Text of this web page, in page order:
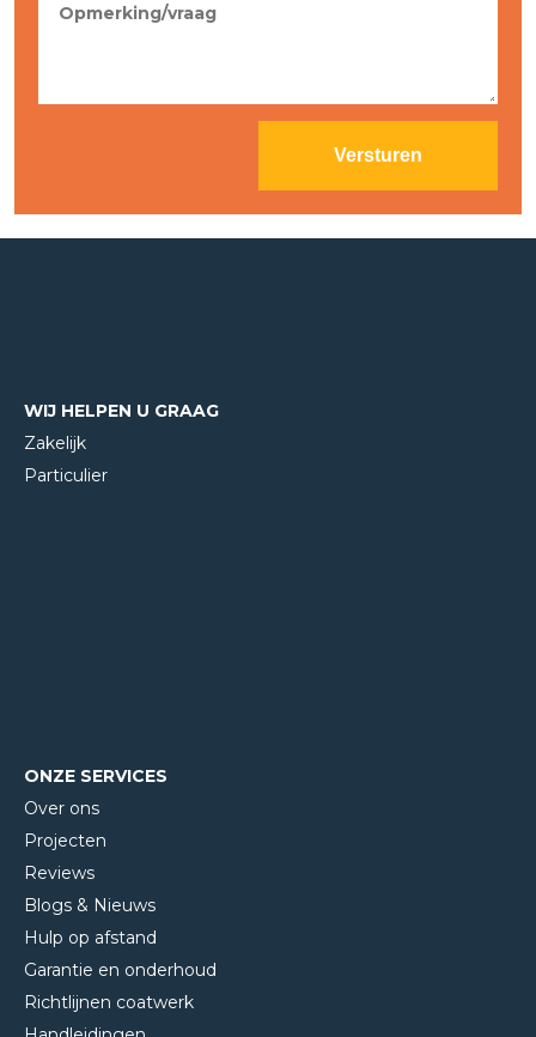
WIJ HELPEN U GRAAG
Zakelijk
Particulier
ONZE SERVICES
Over ons
Projecten
Reviews
Blogs & Nieuws
Hulp op afstand
Garantie en onderhoud
Richtlijnen coatwerk